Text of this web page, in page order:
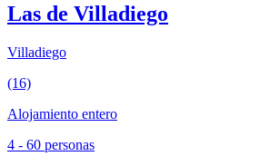
Las de Villadiego
Villadiego
(16)
Alojamiento entero
4 - 60 personas